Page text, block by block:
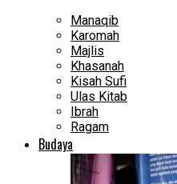
Manaqib
Karomah
Majlis
Khasanah
Kisah Sufi
Ulas Kitab
Ibrah
Ragam
Budaya